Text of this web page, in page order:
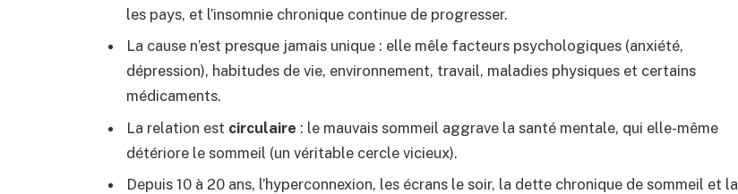
les pays, et l’insomnie chronique continue de progresser.
La cause n’est presque jamais unique : elle mêle facteurs psychologiques (anxiété,
dépression), habitudes de vie, environnement, travail, maladies physiques et certains
médicaments.
La relation est circulaire : le mauvais sommeil aggrave la santé mentale, qui elle-même
détériore le sommeil (un véritable cercle vicieux).
Depuis 10 à 20 ans, l’hyperconnexion, les écrans le soir, la dette chronique de sommeil et la